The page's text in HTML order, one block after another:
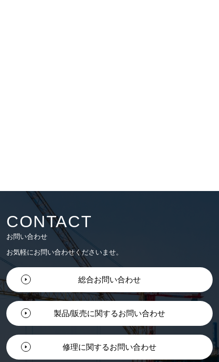
CONTACT
お問い合わせ
お気軽にお問い合わせくださいませ。
総合お問い合わせ
製品/販売に関するお問い合わせ
修理に関するお問い合わせ